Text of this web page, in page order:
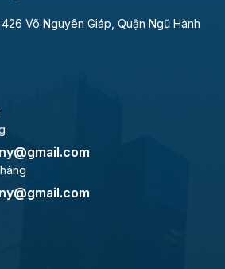
Võ Nguyên Giáp, Quận Ngũ Hành